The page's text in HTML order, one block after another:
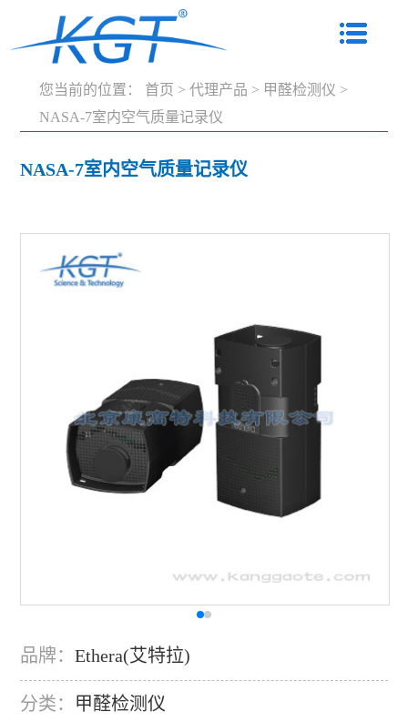
您当前的位置： 首页 > 代理产品 > 甲醛检测仪 >
NASA-7室内空气质量记录仪
NASA-7室内空气质量记录仪
品牌：Ethera(艾特拉)
分类： 甲醛检测仪